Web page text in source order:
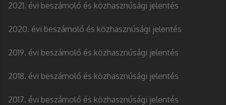
2021. évi beszámoló és közhasznúsági jelentés
2020. évi beszámoló és közhasznúsági jelentés
2019. évi beszámoló és közhasznúsági jelentés
2018. évi beszámoló és közhasznúsági jelentés
2017. évi beszámoló és közhasznúsági jelentés